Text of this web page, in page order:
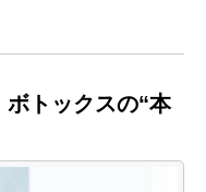
ボトックスの“本